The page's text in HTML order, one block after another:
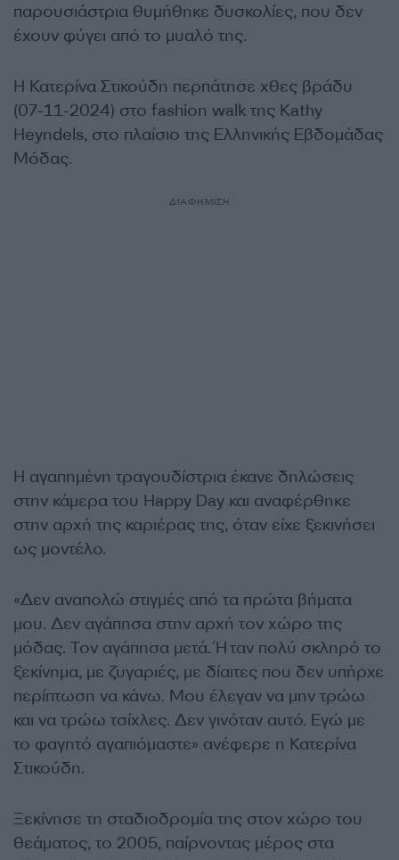
παρουσιάστρια θυμήθηκε δυσκολίες, που δεν
έχουν φύγει από το μυαλό της.
Η Κατερίνα Στικούδη περπάτησε χθες βράδυ
(07-11-2024) στο fashion walk της Kathy
Heyndels, στο πλαίσιο της Ελληνικής Εβδομάδας
Μόδας.
ΔΙΑΦΗΜΙΣΗ
Η αγαπημένη τραγουδίστρια έκανε δηλώσεις
στην κάμερα του Happy Day και αναφέρθηκε
στην αρχή της καριέρας της, όταν είχε ξεκινήσει
ως μοντέλο.
«Δεν αναπολώ στιγμές από τα πρώτα βήματα
μου. Δεν αγάπησα στην αρχή τον χώρο της
μόδας. Τον αγάπησα μετά. Ήταν πολύ σκληρό το
ξεκίνημα, με ζυγαριές, με δίαιτες που δεν υπήρχε
περίπτωση να κάνω. Μου έλεγαν να μην τρώω
και να τρώω τσίχλες. Δεν γινόταν αυτό. Εγώ με
το φαγητό αγαπιόμαστε» ανέφερε η Κατερίνα
Στικούδη.
Ξεκίνησε τη σταδιοδρομία της στον χώρο του
θεάματος, το 2005, παίρνοντας μέρος στα